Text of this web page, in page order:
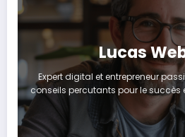
Lucas
Expert digital et entrepreneur
conseils percutants pour le succès